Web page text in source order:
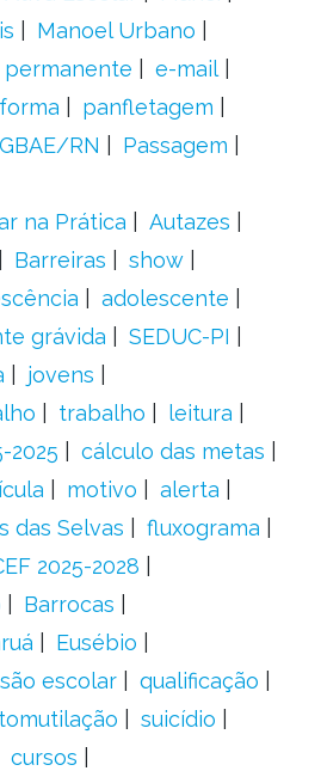
Manoel Urbano
e-mail
panfletagem
RN
Passagem
na Prática
Autazes
Barreiras
show
adolescente
grávida
SEDUC-PI
jovens
trabalho
leitura
2025
cálculo das metas
motivo
alerta
das Selvas
fluxograma
2025-2028
Barrocas
Eusébio
escolar
qualificação
suicídio
cursos